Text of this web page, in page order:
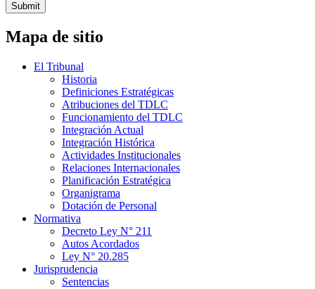
Submit
Mapa de sitio
El Tribunal
Historia
Definiciones Estratégicas
Atribuciones del TDLC
Funcionamiento del TDLC
Integración Actual
Integración Histórica
Actividades Institucionales
Relaciones Internacionales
Planificación Estratégica
Organigrama
Dotación de Personal
Normativa
Decreto Ley N° 211
Autos Acordados
Ley N° 20.285
Jurisprudencia
Sentencias